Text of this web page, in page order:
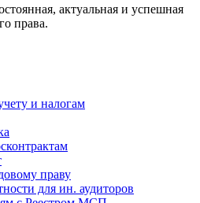
актуальная и успешная
права.
и налогам
праву
для ин. аудиторов